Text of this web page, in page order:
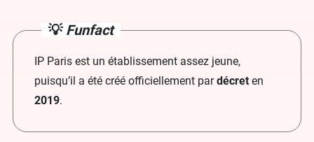
💡 Funfact
IP Paris est un établissement assez jeune,
puisqu’il a été créé officiellement pardécret en
2019.